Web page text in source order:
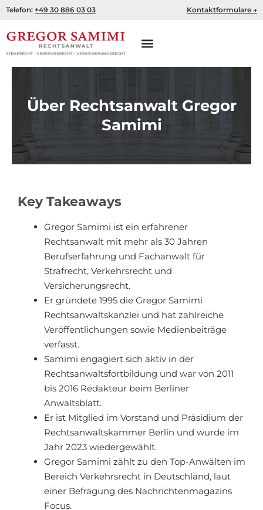
Zum
springen
Telefon: +49 30 886 03 03 Kontaktformulare →
Über Rechtsanwalt Gregor
Samimi
Key Takeaways
Gregor Samimi ist ein erfahrener
Rechtsanwalt mit mehr als 30 Jahren
Berufserfahrung und Fachanwalt für
Strafrecht, Verkehrsrecht und
Versicherungsrecht.
Er gründete 1995 die Gregor Samimi
Rechtsanwaltskanzlei und hat zahlreiche
Veröffentlichungen sowie Medienbeiträge
verfasst.
Samimi engagiert sich aktiv in der
Rechtsanwaltsfortbildung und war von 2011
bis 2016 Redakteur beim Berliner
Anwaltsblatt.
Er ist Mitglied im Vorstand und Präsidium der
Rechtsanwaltskammer Berlin und wurde im
Jahr 2023 wiedergewählt.
Gregor Samimi zählt zu den Top-Anwälten im
Bereich Verkehrsrecht in Deutschland, laut
einer Befragung des Nachrichtenmagazins
Focus.